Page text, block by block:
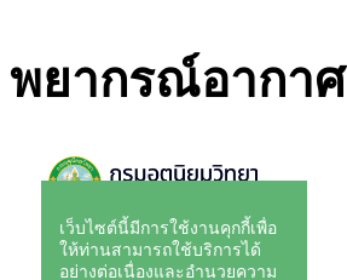
พยากรณ์อากาศ